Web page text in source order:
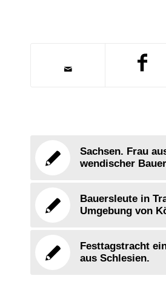
Sachsen. Frau
wendischer
Bauersleute in
Umgebung von
Festtagstracht
aus Schlesien.